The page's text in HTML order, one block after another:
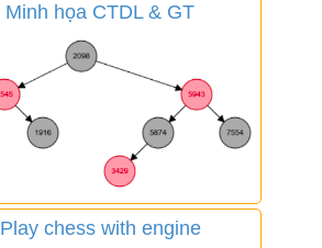
Minh họa CTDL & GT
Play chess with engine